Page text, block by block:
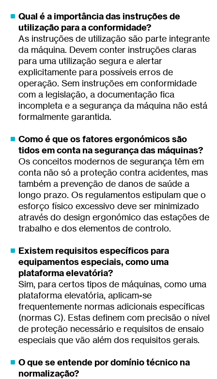
Qual é a importância das instruções de
utilização para a conformidade?
As instruções de utilização são parte integrante
da máquina. Devem conter instruções claras
para uma utilização segura e alertar
explicitamente para possíveis erros de
operação. Sem instruções em conformidade
com a legislação, a documentação fica
incompleta e a segurança da máquina não está
formalmente garantida.
Como é que os fatores ergonómicos são
tidos em conta na segurança das máquinas?
Os conceitos modernos de segurança têm em
conta não só a proteção contra acidentes, mas
também a prevenção de danos de saúde a
longo prazo. Os regulamentos estipulam que o
esforço físico excessivo deve ser minimizado
através do design ergonómico das estações de
trabalho e dos elementos de controlo.
Existem requisitos específicos para
equipamentos especiais, como uma
plataforma elevatória?
Sim, para certos tipos de máquinas, como uma
plataforma elevatória, aplicam-se
frequentemente normas adicionais específicas
(normas C). Estas definem com precisão o nível
de proteção necessário e requisitos de ensaio
especiais que vão além dos requisitos gerais.
O que se entende por domínio técnico na
normalização?